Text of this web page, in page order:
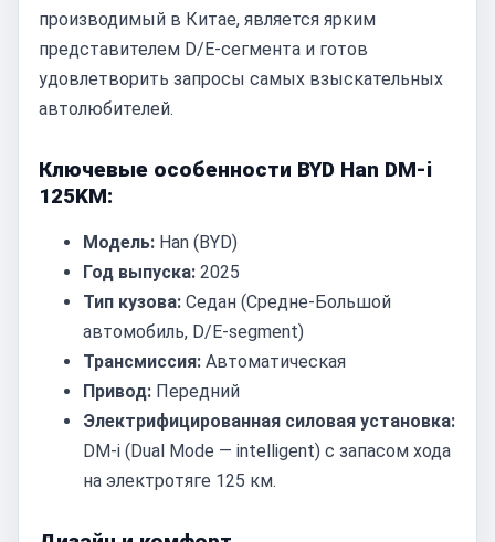
производимый в Китае, является ярким
представителем D/E-сегмента и готов
удовлетворить запросы самых взыскательных
автолюбителей.
Ключевые особенности BYD Han DM-i
125KM:
Модель: Han (BYD)
Год выпуска: 2025
Тип кузова: Седан (Средне-Большой
автомобиль, D/E-segment)
Трансмиссия: Автоматическая
Привод: Передний
Электрифицированная силовая установка:
DM-i (Dual Mode — intelligent) с запасом хода
на электротяге 125 км.